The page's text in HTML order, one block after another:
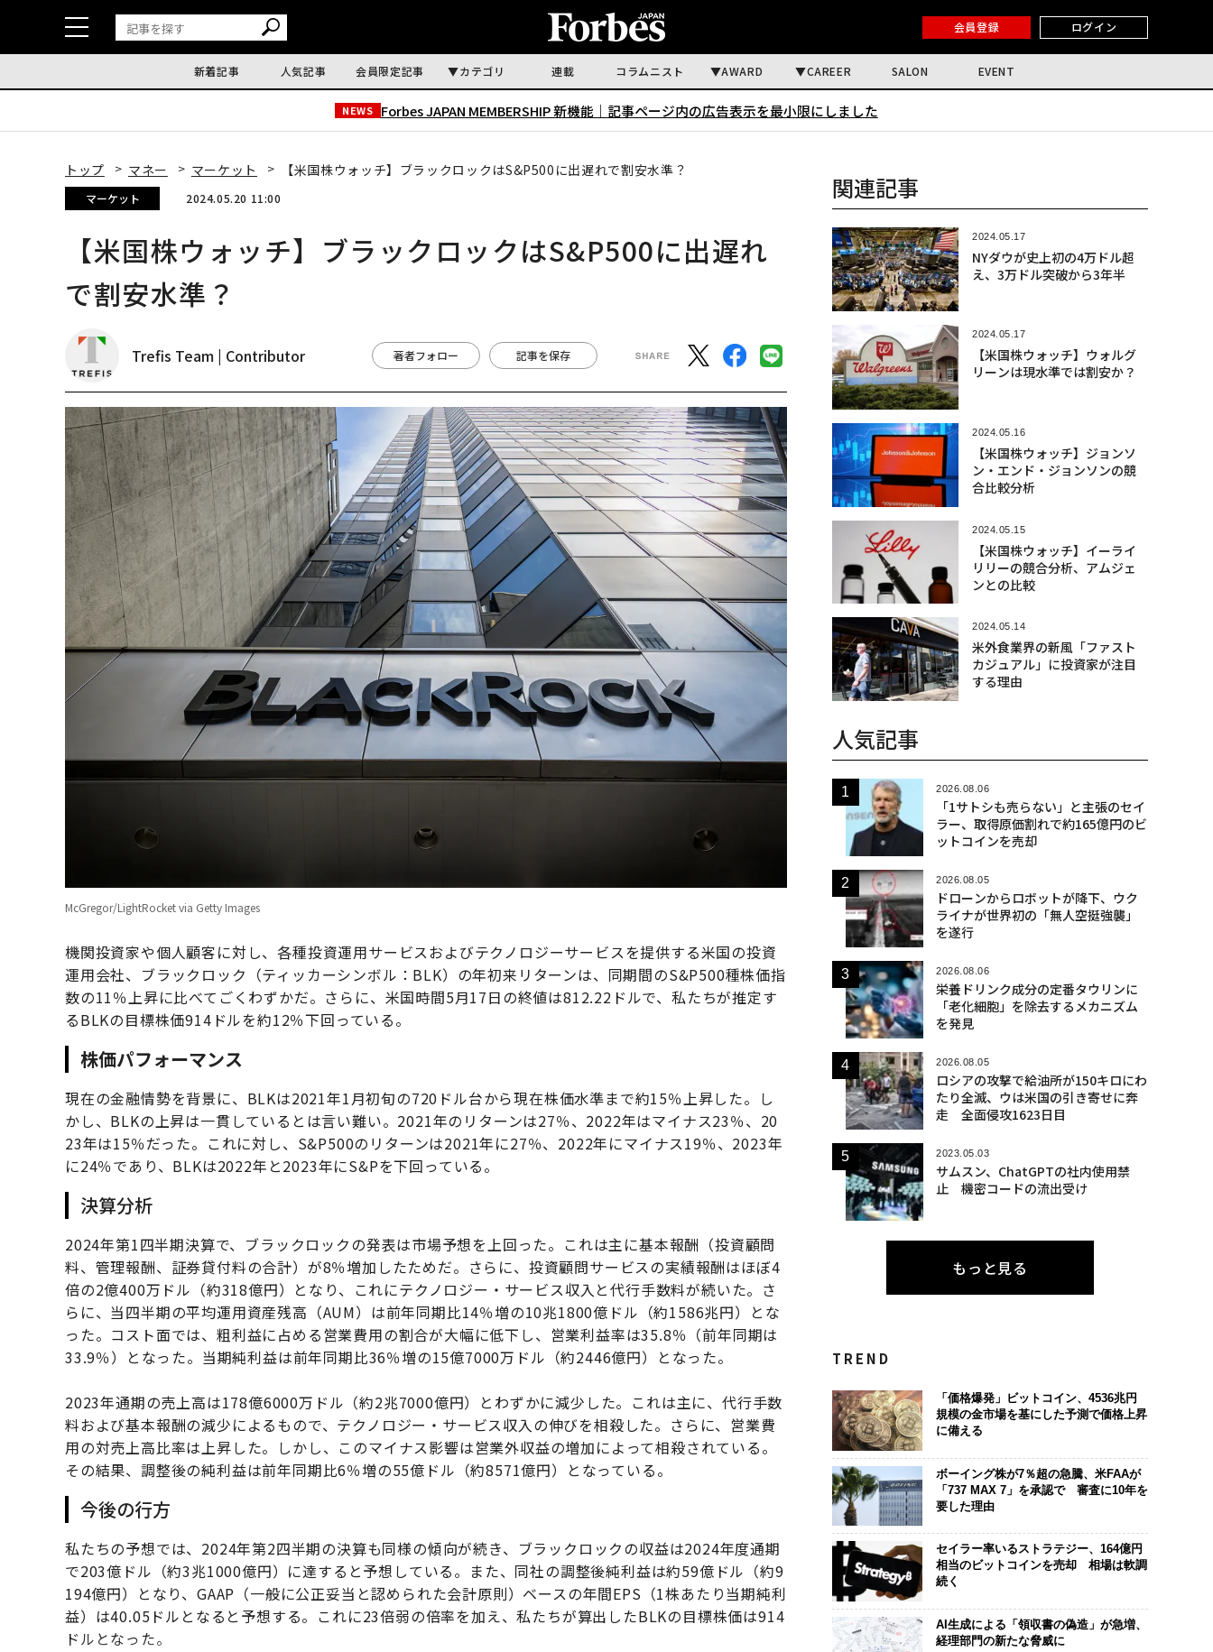
会員登録 ログイン
新着記事 人気記事 会員限定記事 カテゴリ 連載 コラムニスト AWARD CAREER SALON EVENT
NEWS Forbes JAPAN MEMBERSHIP 新機能｜ 記事ページ内の広告表示を最小限にしました
トップ マネー マーケット 【米国株ウォッチ】ブラックロックはS&P500に出遅れで割安水準？
マーケット 2024.05.20 11:00
【米国株ウォッチ】ブラックロックはS&P500に出遅れ
で割安水準？
Trefis Team | Contributor 著者フォロー 記事を保存
McGregor/LightRocket via Getty Images
機関投資家や個人顧客に対し、各種投資運用サービスおよびテクノロジーサービスを提供する米国の投資
運用会社、ブラックロック（ティッカーシンボル：BLK）の年初来リターンは、同期間のS&P500種株価指
数の11％上昇に比べてごくわずかだ。さらに、米国時間5月17日の終値は812.22ドルで、私たちが推定す
るBLKの目標株価914ドルを約12％下回っている。
株価パフォーマンス
現在の金融情勢を背景に、BLKは2021年1月初旬の720ドル台から現在株価水準まで約15％上昇した。し
かし、BLKの上昇は一貫しているとは言い難い。2021年のリターンは27％、2022年はマイナス23％、20
23年は15％だった。これに対し、S&P500のリターンは2021年に27％、2022年にマイナス19％、2023年
に24％であり、BLKは2022年と2023年にS&Pを下回っている。
決算分析
2024年第1四半期決算で、ブラックロックの発表は市場予想を上回った。これは主に基本報酬（投資顧問
料、管理報酬、証券貸付料の合計）が8％増加したためだ。さらに、投資顧問サービスの実績報酬はほぼ4
倍の2億400万ドル（約318億円）となり、これにテクノロジー・サービス収入と代行手数料が続いた。さ
らに、当四半期の平均運用資産残高（AUM）は前年同期比14％増の10兆1800億ドル（約1586兆円）とな
った。コスト面では、粗利益に占める営業費用の割合が大幅に低下し、営業利益率は35.8％（前年同期は
33.9％）となった。当期純利益は前年同期比36％増の15億7000万ドル（約2446億円）となった。
2023年通期の売上高は178億6000万ドル（約2兆7000億円）とわずかに減少した。これは主に、代行手数
料および基本報酬の減少によるもので、テクノロジー・サービス収入の伸びを相殺した。さらに、営業費
用の対売上高比率は上昇した。しかし、このマイナス影響は営業外収益の増加によって相殺されている。
その結果、調整後の純利益は前年同期比6％増の55億ドル（約8571億円）となっている。
今後の行方
私たちの予想では、2024年第2四半期の決算も同様の傾向が続き、ブラックロックの収益は2024年度通期
で203億ドル（約3兆1000億円）に達すると予想している。また、同社の調整後純利益は約59億ドル（約9
194億円）となり、GAAP（一般に公正妥当と認められた会計原則）ベースの年間EPS（1株あたり当期純利
益）は40.05ドルとなると予想する。これに23倍弱の倍率を加え、私たちが算出したBLKの目標株価は914
ドルとなった。
関連記事
2024.05.17
NYダウが史上初の4万ドル超
え、3万ドル突破から3年半
2024.05.17
【米国株ウォッチ】ウォルグ
リーンは現水準では割安か？
2024.05.16
【米国株ウォッチ】ジョンソ
ン・エンド・ジョンソンの競
合比較分析
2024.05.15
【米国株ウォッチ】イーライ
リリーの競合分析、アムジェ
ンとの比較
2024.05.14
米外食業界の新風「ファスト
カジュアル」に投資家が注目
する理由
人気記事
2026.08.06
「1サトシも売らない」と主張のセイ
ラー、取得原価割れで約165億円のビ
ットコインを売却
2026.08.05
ドローンからロボットが降下、ウク
ライナが世界初の「無人空挺強襲」
を遂行
2026.08.06
栄養ドリンク成分の定番タウリンに
「老化細胞」を除去するメカニズム
を発見
2026.08.05
ロシアの攻撃で給油所が150キロにわ
たり全滅、ウは米国の引き寄せに奔
走 全面侵攻1623日目
2023.05.03
サムスン、ChatGPTの社内使用禁
止 機密コードの流出受け
もっと見る
TREND
「価格爆発」ビットコイン、4536兆円
規模の金市場を基にした予測で価格上昇
に備える
ボーイング株が7％超の急騰、米FAAが
「737 MAX 7」を承認で 審査に10年を
要した理由
セイラー率いるストラテジー、164億円
相当のビットコインを売却 相場は軟調
続く
AI生成による「領収書の偽造」が急増、
経理部門の新たな脅威に